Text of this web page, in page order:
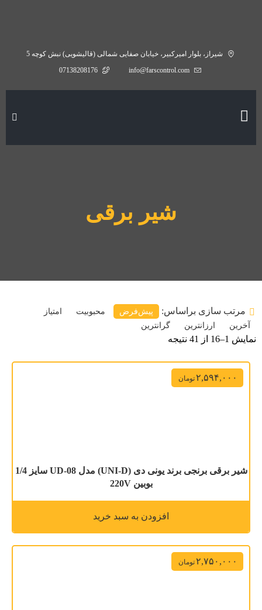
شیراز، بلوار امیرکبیر، خیابان صفایی شمالی (قالیشویی) نبش کوچه 5
info@farscontrol.com
07138208176
شیر برقی
نمایش 1–16 از 41 نتیجه
مرتب سازی براساس: پیش‌فرض محبوبیت
امتیاز
آخرین
ارزانترین گرانترین
۲,۵۹۴,۰۰۰تومان
شیر برقی برنجی برند یونی دی (UNI-D) مدل UD-08 سایز 1/4
بوبین 220V
افزودن به سبد خرید
۲,۷۵۰,۰۰۰تومان